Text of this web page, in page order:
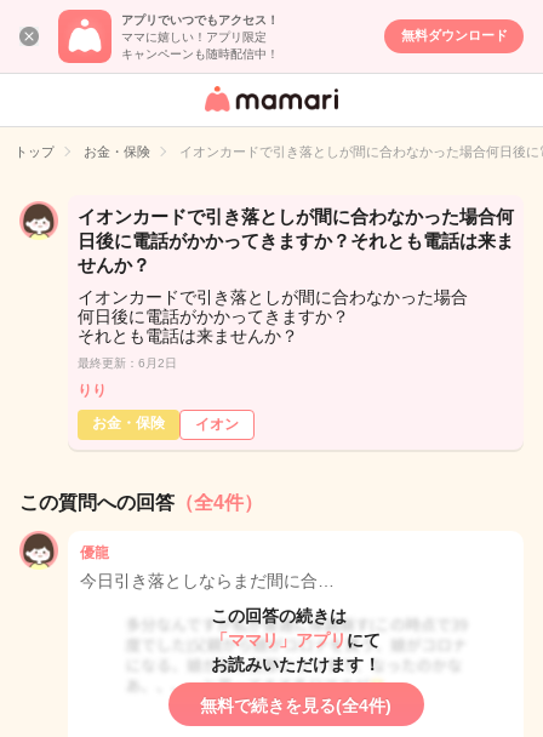
アプリでいつでもアクセス！
ママに嬉しい！アプリ限定
キャンペーンも随時配信中！
無料ダウンロード
女性専用匿名QA
イト
トップ お金・保険 イオンカードで引き落としが間に合わなかった場合何日後
イオンカードで引き落としが間に合わなかった場合何
日後に電話がかかってきますか？それとも電話は来ま
せんか？
イオンカードで引き落としが間に合わなかった場合
何日後に電話がかかってきますか？
それとも電話は来ませんか？
最終更新：6月2日
りり
お金・保険
イオン
この質問への回答 （全4件）
優龍
今日引き落としならまだ間に合…
この回答の続きは
「ママリ」アプリ にて
お読みいただけます！
無料で続きを見る(全4件)